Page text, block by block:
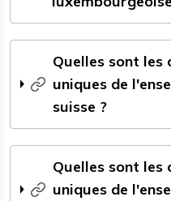
Quelles sont
uniques de
suisse ?
Quelles sont
uniques de